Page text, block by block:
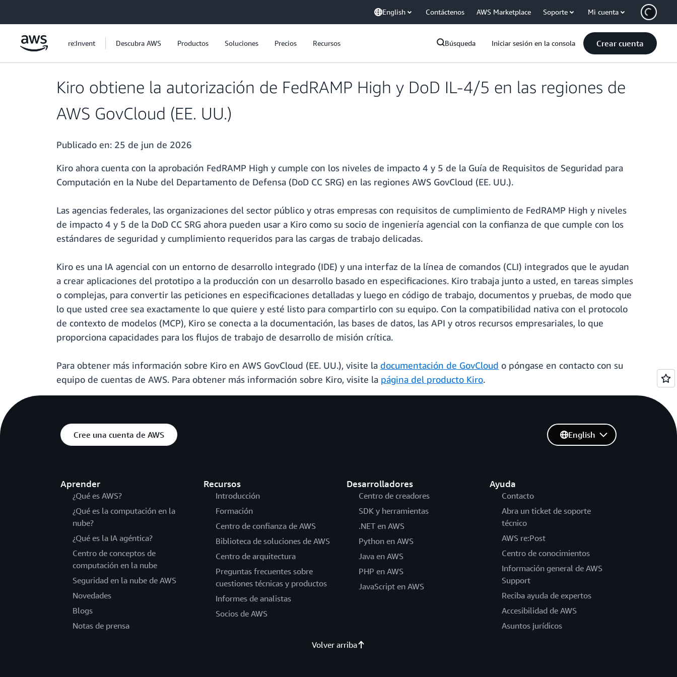
English Contáctenos AWS Marketplace Soporte Mi cuenta
re:Invent Descubra AWS Productos Soluciones Precios Recursos Búsqueda Iniciar sesión en la consola Crear cuenta
Kiro obtiene la autorización de FedRAMP High y DoD IL-4/5 en las regiones de
AWS GovCloud (EE. UU.)
Publicado en: 25 de jun de 2026
Kiro ahora cuenta con la aprobación FedRAMP High y cumple con los niveles de impacto 4 y 5 de la Guía de Requisitos de Seguridad para
Computación en la Nube del Departamento de Defensa (DoD CC SRG) en las regiones AWS GovCloud (EE. UU.).
Las agencias federales, las organizaciones del sector público y otras empresas con requisitos de cumplimiento de FedRAMP High y niveles
de impacto 4 y 5 de la DoD CC SRG ahora pueden usar a Kiro como su socio de ingeniería agencial con la confianza de que cumple con los
estándares de seguridad y cumplimiento requeridos para las cargas de trabajo delicadas.
Kiro es una IA agencial con un entorno de desarrollo integrado (IDE) y una interfaz de la línea de comandos (CLI) integrados que le ayudan
a crear aplicaciones del prototipo a la producción con un desarrollo basado en especificaciones. Kiro trabaja junto a usted, en tareas simples
o complejas, para convertir las peticiones en especificaciones detalladas y luego en código de trabajo, documentos y pruebas, de modo que
lo que usted cree sea exactamente lo que quiere y esté listo para compartirlo con su equipo. Con la compatibilidad nativa con el protocolo
de contexto de modelos (MCP), Kiro se conecta a la documentación, las bases de datos, las API y otros recursos empresariales, lo que
proporciona capacidades para los flujos de trabajo de desarrollo de misión crítica.
Para obtener más información sobre Kiro en AWS GovCloud (EE. UU.), visite la documentación de GovCloud o póngase en contacto con su
equipo de cuentas de AWS. Para obtener más información sobre Kiro, visite la página del producto Kiro.
Cree una cuenta de AWS
Aprender
¿Qué es AWS?
¿Qué es la computación en la
nube?
¿Qué es la IA agéntica?
Centro de conceptos de
computación en la nube
Seguridad en la nube de AWS
Novedades
Blogs
Notas de prensa
Recursos
Introducción
Formación
Centro de confianza de AWS
Biblioteca de soluciones de AWS
Centro de arquitectura
Preguntas frecuentes sobre
cuestiones técnicas y productos
Informes de analistas
Socios de AWS
Desarrolladores
Centro de creadores
SDK y herramientas
.NET en AWS
Python en AWS
Java en AWS
PHP en AWS
JavaScript en AWS
Ayuda
Contacto
Abra un ticket de soporte
técnico
AWS re:Post
Centro de conocimientos
Información general de AWS
Support
Reciba ayuda de expertos
Accesibilidad de AWS
Asuntos jurídicos
English
Volver arriba